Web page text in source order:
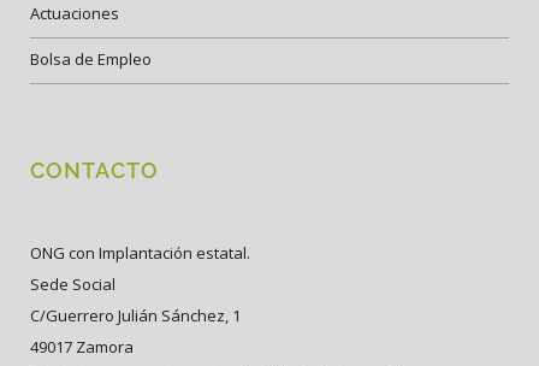
Actuaciones
Bolsa de Empleo
CONTACTO
ONG con Implantación estatal.
Sede Social
C/Guerrero Julián Sánchez, 1
49017 Zamora